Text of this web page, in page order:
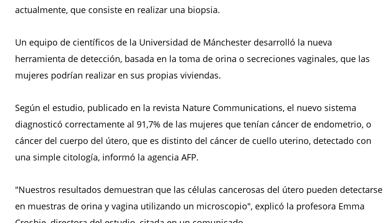
actualmente, que consiste en realizar una biopsia.
Un equipo de científicos de la Universidad de Mánchester desarrolló la nueva
herramienta de detección, basada en la toma de orina o secreciones vaginales, que las
mujeres podrían realizar en sus propias viviendas.
Según el estudio, publicado en la revista Nature Communications, el nuevo sistema
diagnosticó correctamente al 91,7% de las mujeres que tenían cáncer de endometrio, o
cáncer del cuerpo del útero, que es distinto del cáncer de cuello uterino, detectado con
una simple citología, informó la agencia AFP.
"Nuestros resultados demuestran que las células cancerosas del útero pueden detectarse
en muestras de orina y vagina utilizando un microscopio", explicó la profesora Emma